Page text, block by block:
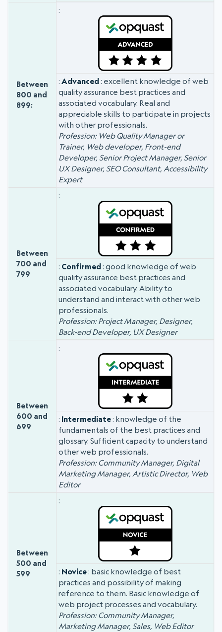
Between
800 and
899:
Advanced: excellent knowledge of web
quality assurance best practices and
associated vocabulary. Real and
appreciable skills to participate in projects
with other professionals.
Profession: Web Quality Manager or
Trainer, Web developer, Front-end
Developer, Senior Project Manager, Senior
UX Designer, SEO Consultant, Accessibility
Expert
Between
700 and
799
Confirmed: good knowledge of web
quality assurance best practices and
associated vocabulary. Ability to
understand and interact with other web
professionals.
Profession: Project Manager, Designer,
Back-end Developer, UX Designer
Between
600 and
699
Intermediate: knowledge of the
fundamentals of the best practices and
glossary. Sufficient capacity to understand
other web professionals.
Profession: Community Manager, Digital
Marketing Manager, Artistic Director, Web
Editor
Between
500 and
599
Novice: basic knowledge of best
practices and possibility of making
reference to them. Basic knowledge of
web project processes and vocabulary.
Profession: Community Manager,
Marketing Manager, Sales, Web Editor